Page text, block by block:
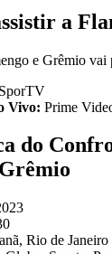
a
e Grêmio vai
Vivo: Prime
do
Rio de Janeiro